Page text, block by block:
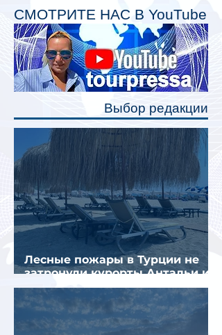
планируется начать в 2027 году.
Одним из главных нововведений
станут индивидуальные шторки у
каждого спального места. Они
позволят пассажирам закрыть свою
полку во время сна или отдыха,
СМОТРИТЕ НАС В YouTube
Выбор редакции
Лесные пожары в Турции не
затронули курорты Антальи и
Муглы